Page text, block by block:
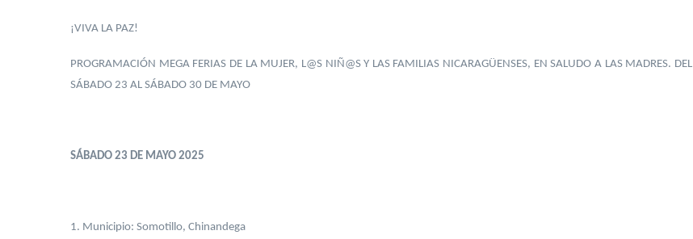
¡VIVA LA PAZ!
PROGRAMACIÓN MEGA FERIAS DE LA MUJER, L@S NIÑ@S Y LAS FAMILIAS NICARAGÜENSES, EN SALUDO A LAS MADRES. DEL
SÁBADO 23 AL SÁBADO 30 DE MAYO
SÁBADO 23 DE MAYO 2025
1. Municipio: Somotillo, Chinandega